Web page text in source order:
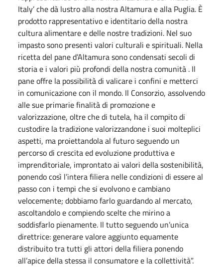
Italy’ che dà lustro alla nostra Altamura e alla Puglia. È
prodotto rappresentativo e identitario della nostra
cultura alimentare e delle nostre tradizioni. Nel suo
impasto sono presenti valori culturali e spirituali. Nella
ricetta del pane d’Altamura sono condensati secoli di
storia e i valori più profondi della nostra comunità . Il
pane offre la possibilità di valicare i confini e metterci
in comunicazione con il mondo. Il Consorzio, assolvendo
alle sue primarie finalità di promozione e
valorizzazione, oltre che di tutela, ha il compito di
custodire la tradizione valorizzandone i suoi molteplici
aspetti, ma proiettandola al futuro seguendo un
percorso di crescita ed evoluzione produttiva e
imprenditoriale, improntato ai valori della sostenibilità,
ponendo così l’intera filiera nelle condizioni di essere al
passo con i tempi che si evolvono e cambiano
velocemente; dobbiamo farlo guardando al mercato,
ascoltandolo e compiendo scelte che mirino a
soddisfarlo pienamente. Il tutto seguendo un’unica
direttrice: generare valore aggiunto equamente
distribuito tra tutti gli attori della filiera ponendo
all’apice della stessa il consumatore e la collettività”.